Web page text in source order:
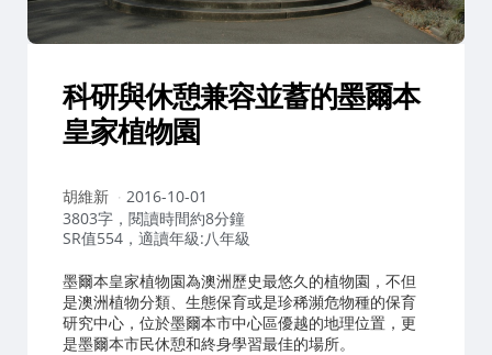
科研與休憩兼容並蓄的墨爾本
皇家植物園
作
者：
胡維新
2016-10-01
3803字，閱讀時間約8分鐘
SR值554，適讀年級:八年級
墨爾本皇家植物園為澳洲歷史最悠久的植物園，不但
是澳洲植物分類、生態保育或是珍稀瀕危物種的保育
研究中心，位於墨爾本市中心區優越的地理位置，更
是墨爾本市民休憩和終身學習最佳的場所。